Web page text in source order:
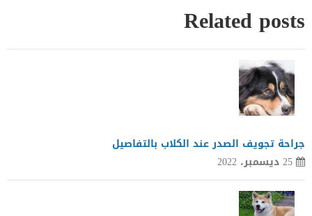
Related posts
جراحة تجويف الصدر عند الكلاب بالتفاصيل
25 ديسمبر، 2022